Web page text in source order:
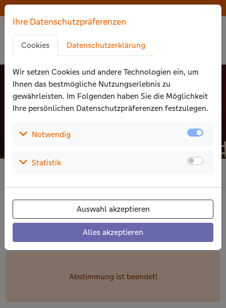
Zu den Hauptinhalten springenDer Wettbewerb ist beendet
Der Wettbewerb ist beendet
14
Max-Planck-Gymnasium Gelsenkirchen
Musical „Der Zauberer von Oz“
Abstimmung ist beendet!
Zu den Cookie-Einstellungen springen
Zur Privatssphäreerklärung springen
Ihre Datenschutzpräferenzen
Cookies Datenschutzerklärung
Wir setzen Cookies und andere Technologien ein, um
Ihnen das bestmögliche Nutzungs­erlebnis zu
gewährleisten. Im Folgenden haben Sie die Möglichkeit
Ihre persönlichen Daten­schutz­präferenzen festzulegen.
Notwendig(Auswählen um die Details aufzuklappen)
Statistik(Auswählen um die Details aufzuklappen)
Auswahl akzeptieren
Alles akzeptieren